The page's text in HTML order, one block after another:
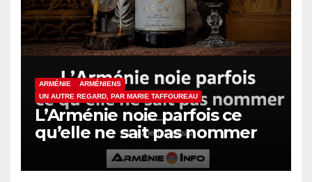
ARMÉNIE
ARMÉNIENS
UN AUTRE REGARD, PAR MARIE TAFFOUREAU
L’Arménie noie parfois ce
qu’elle ne sait pas nommer